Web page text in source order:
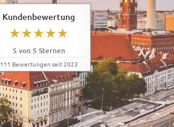
Kundenbewertung
5 von5 Sternen
111 Bewertungen seit 2023